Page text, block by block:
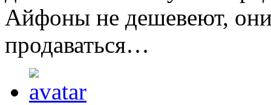
Айфоны не дешевеют,
продаваться…